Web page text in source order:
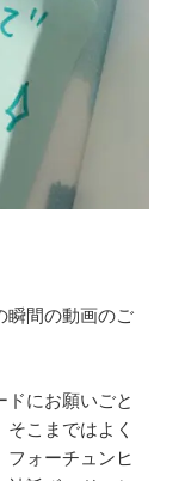
瞬間の動画のご
ドにお願いごと
こまではよく
フォーチュンヒ